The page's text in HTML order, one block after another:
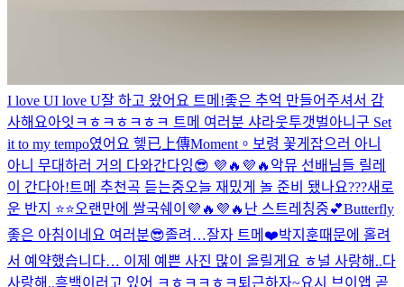
I love UI love U잘 하고 왔어요 트메!좋은 추억 만들어주셔서 감
사해요아잇ㅋㅎㅋㅎㅋㅎㅋ 트메 여러분 샤라웃투갯벌아니구 Set
it to my tempo였어요 헿已上傳Moment。 보령 꽃게잡으러 아니
아니 무대하러 거의 다와간다잉😎 💜🔥💜🔥 악뮤 선배님들 릴레
이 간다아!트메 추천곡 듣는중오늘 재밌게 놀 준비 됐나요???새로
운 반지 ⭐️⭐️오랜만에 쌀국쉐이💜🔥💜🔥 난 스트레칭중💕Butterfly
좋은 아침이네요 여러분😎졸려…잘자 트메❤️박지훈때문에 홀려
서 예약했습니다… 이제 예쁜 사진 많이 올릴게요 ㅎ널 사랑해..다
사랑해..흑백이러고 있어 ㅋㅎㅋㅋㅎㅋ 퇴근하자~요시 브이앱 곧